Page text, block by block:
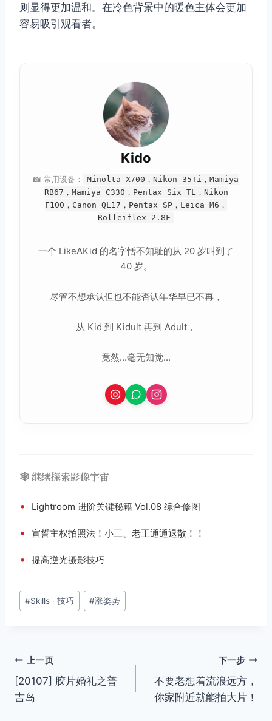
则显得更加温和。在冷色背景中的暖色主体会更加
容易吸引观看者。
Kido
📸 常用设备：
Minolta X700，Nikon 35Ti，Mamiya
RB67，Mamiya C330，Pentax Six TL，Nikon
F100，Canon QL17，Pentax SP，Leica M6，
Rolleiflex 2.8F
一个 LikeAKid 的名字恬不知耻的从 20 岁叫到了
40 岁。
尽管不想承认但也不能否认年华早已不再，
从 Kid 到 Kidult 再到 Adult，
竟然...毫无知觉...
🕸️ 继续探索影像宇宙
• Lightroom 进阶关键秘籍 Vol.08 综合修图
• 宣誓主权拍照法！小三、老王通通退散！！
• 提高逆光摄影技巧
文
章
#Skills · 技巧 #涨姿势
文
章
上一页
[20107] 胶片婚礼之普
吉岛
下一步
不要老想着流浪远方，
你家附近就能拍大片！